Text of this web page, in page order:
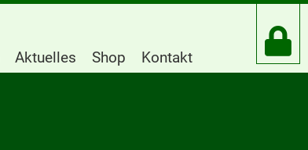
Aktuelles Shop Kontakt